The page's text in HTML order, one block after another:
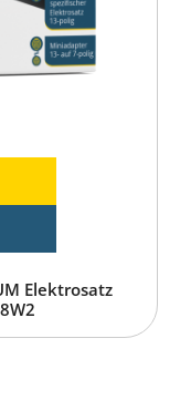
Elektrosatz